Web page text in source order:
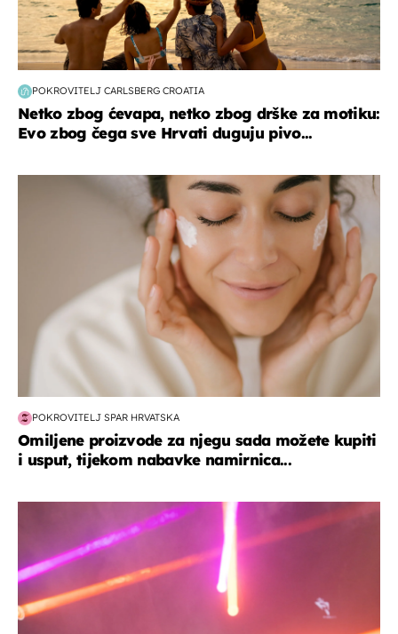
POKROVITELJ CARLSBERG CROATIA
Netko zbog ćevapa, netko zbog drške za motiku:
Evo zbog čega sve Hrvati duguju pivo...
moda & ljepota
POKROVITELJ SPAR HRVATSKA
Omiljene proizvode za njegu sada možete kupiti
i usput, tijekom nabavke namirnica...